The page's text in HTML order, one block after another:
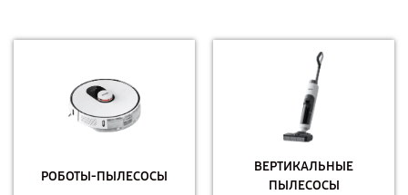
РОБОТЫ-ПЫЛЕСОСЫ
ВЕРТИКАЛЬНЫЕ
ПЫЛЕСОСЫ